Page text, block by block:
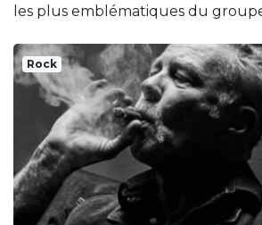
les plus emblématiques du
Rock